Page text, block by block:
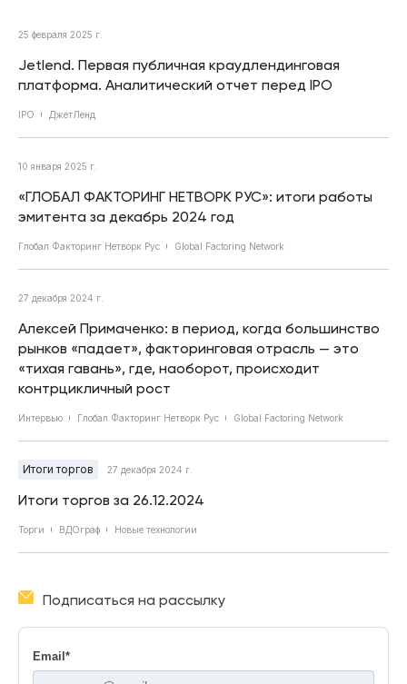
25 февраля 2025 г.
Jetlend. Первая публичная краудлендинговая
платформа. Аналитический отчет перед IPO
IPO ДжетЛенд
10 января 2025 г.
«ГЛОБАЛ ФАКТОРИНГ НЕТВОРК РУС»: итоги работы
эмитента за декабрь 2024 год
Глобал Факторинг Нетворк Рус Global Factoring Network
27 декабря 2024 г.
Алексей Примаченко: в период, когда большинство
рынков «падает», факторинговая отрасль — это
«тихая гавань», где, наоборот, происходит
контрцикличный рост
Интервью Глобал Факторинг Нетворк Рус Global Factoring Network
Итоги торгов 27 декабря 2024 г.
Итоги торгов за 26.12.2024
Торги ВДОграф Новые технологии
Подписаться на рассылку
Email *